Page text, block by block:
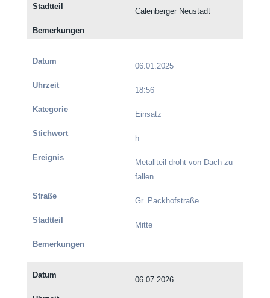
Calenberger Neustadt
06.01.2025
18:56
Einsatz
h
Metallteil droht von Dach zu
fallen
Gr. Packhofstraße
Mitte
06.07.2026